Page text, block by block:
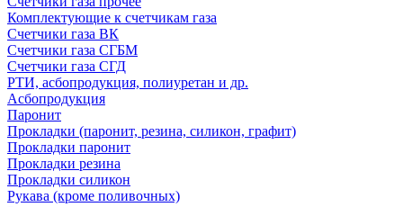
Комплектующие к счетчикам газа
Счетчики газа ВК
Счетчики газа СГБМ
Счетчики газа СГД
РТИ, асбопродукция, полиуретан и др.
Асбопродукция
Паронит
Прокладки (паронит, резина, силикон, графит)
Прокладки паронит
Прокладки резина
Прокладки силикон
Рукава (кроме поливочных)